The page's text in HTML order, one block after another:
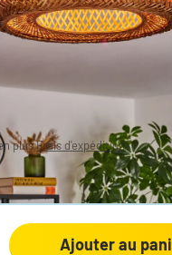
cm Bauro Noir, 2
€
PVC:149,99 €
plusFrais d'expédition
10 % : Code:
Ajouter au